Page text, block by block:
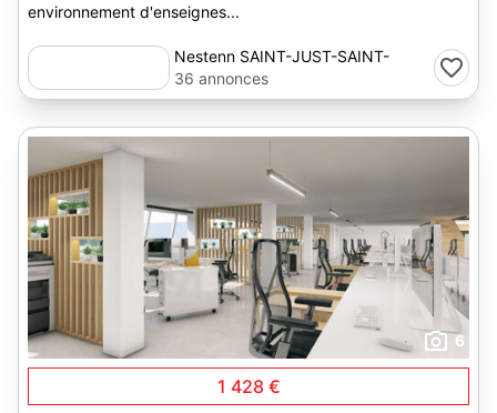
environnement d'enseignes...
Nestenn SAINT-JUST-SAINT-
RAMBERT
36 annonces
6
1 428 €